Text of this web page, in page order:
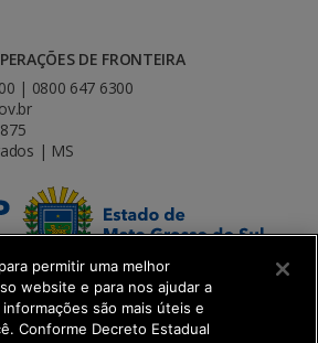
DE FRONTEIRA
| 0800 647 6300
| MS
permitir uma melhor
website e para nos ajudar a
são mais úteis e
Conforme Decreto Estadual